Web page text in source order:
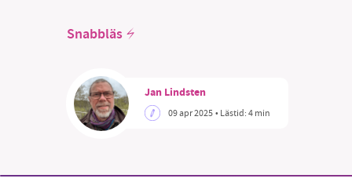
Snabbläs
Jan Lindsten
09 apr 2025• Lästid:4 min